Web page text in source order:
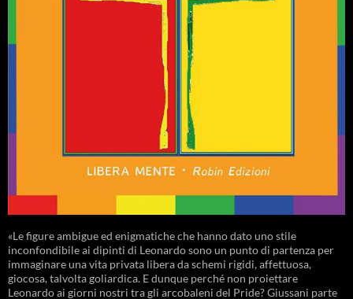
«Le figure ambigue ed enigmatiche che hanno dato uno stile
inconfondibile ai dipinti di Leonardo sono un punto di partenza per
immaginare una vita privata libera da schemi rigidi, affettuosa,
giocosa, talvolta goliardica. E dunque perché non proiettare
Leonardo ai giorni nostri tra gli arcobaleni del Pride? Giussani parte